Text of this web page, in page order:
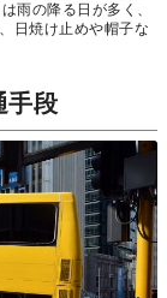
雨の降る日が多く、
日焼け止めや帽子な
手段